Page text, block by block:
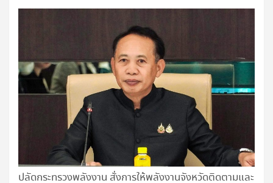
ปลัดกระทรวงพลังงาน สั่งการให้พลังงานจังหวัดติดตามและ